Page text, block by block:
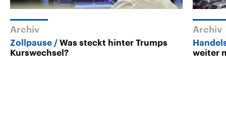
Archiv
Zollpause
Was steckt hinter Trumps
Kurswechsel?
Archiv
weiter